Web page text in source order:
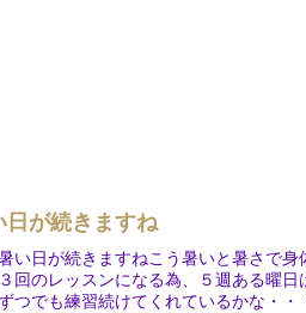
日が続きますね
い日が続きますねこう暑いと暑さで
回のレッスンになる為、５週ある曜
つでも練習続けてくれているかな・